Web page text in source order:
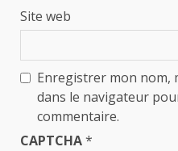
Site web
Enregistrer mon nom,
dans le navigateur
commentaire.
CAPTCHA*